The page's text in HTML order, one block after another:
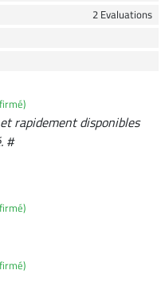
2 Evaluations
rapidement disponibles
#